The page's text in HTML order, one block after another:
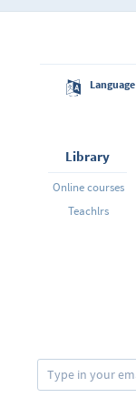
Language
Library
Online courses
Teachlrs